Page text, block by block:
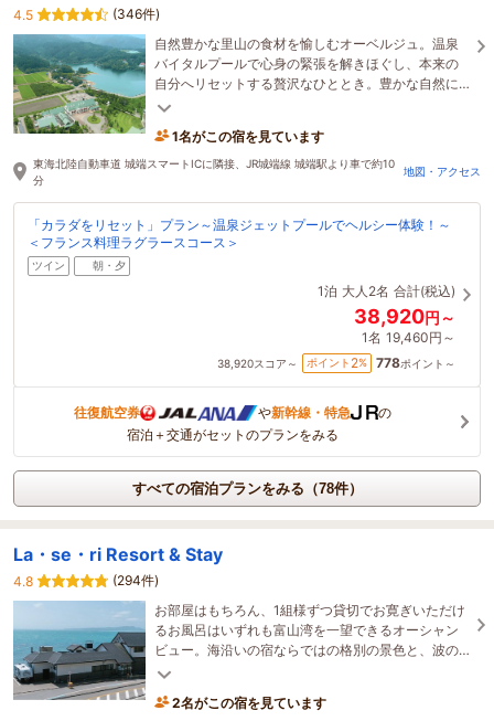
4.5
(346件)
自然豊かな里山の食材を愉しむオーベルジュ。温泉
バイタルプールで心身の緊張を解きほぐし、本来の
自分へリセットする贅沢なひととき。豊かな自然に
包まれたウェルネスリゾートでのご滞在をお愉しみ
1名がこの宿を見ています
東海北陸自動車道 城端スマートICに隣接、JR城端線 城端駅より車で約10
分
地図・アクセス
「カラダをリセット」プラン～温泉ジェットプールでヘルシー体験！～
＜フランス料理ラグラースコース＞
ツイン 朝・夕
1泊 大人2名 合計(税込)
38,920円～
1名 19,460円～
38,920スコア～ ポイント 2% 778ポイント～
往復航空券 や新幹線・特急
の
宿泊＋交通がセットのプランをみる
すべての宿泊プランをみる（78件）
La・se・ri Resort & Stay
4.8
(294件)
お部屋はもちろん、1組様ずつ貸切でお寛ぎいただけ
るお風呂はいずれも富山湾を一望できるオーシャン
ビュー。海沿いの宿ならではの格別の景色と、波の
音に心癒される穏やかなひとときをどうぞ。
2名がこの宿を見ています